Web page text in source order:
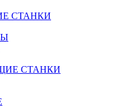
СТАНКИ
СТАНКИ